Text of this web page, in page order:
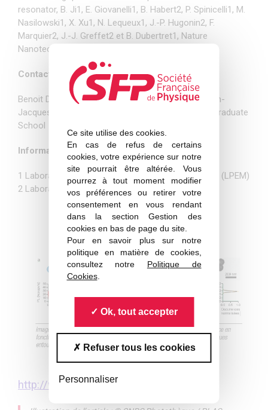
Ce site utilise des cookies.
En cas de refus de certains
cookies, votre expérience sur notre
site pourrait être altérée. Vous
pourrez à tout moment modifier
vos préférences ou retirer votre
consentement en vous rendant
dans la section Gestion des
cookies en bas de page du site.
Pour en savoir plus sur notre
politique en matière de cookies,
consultez notre Politique de
Cookies.
Ok, tout accepter
Refuser tous les cookies
Personnaliser
resonator, B. Ji1, E. Giovanelli1, B. Habert2, P. Spinicelli1, M.
Nasilowski1, X. Xu1, N. Lequeux1, J.-P. Hugonin2, F.
Marquier2, J.-J. Greffet2 et B. Dubertret1, Nature
Nanotechnology (2015)
Contact chercheur :
Benoit Dubertret, directeur de recherche CNRS Jean-
Jacques Greffet, professeur à l’Institut d’Optique Graduate
School
Informations complémentaires :
1 Laboratoire de physique et d’étude des matériaux (LPEM)
2 Laboratoire Charles Fabry (LCF)
http://www.cnrs.fr/inp/